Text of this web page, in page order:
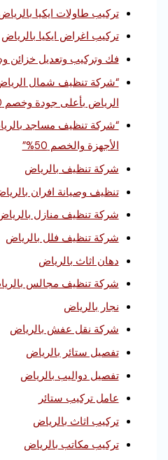
تركيب طاولات ايكيا
تركيب اغراض ايكيا بالرياض
فك وتركيب وتعديل خزائن
“شركة تنظيف شمال
الرياض بأعلى جودة وخصم 50%”
“شركة تنظيف مساجد
الأجهزة والخصم 50%”
شركة تنظيف بالرياض
تنظيف وصيانة افران
شركة تنظيف منازل
شركة تنظيف فلل بالرياض
دهان اثاث بالرياض
شركة تنظيف مجالس
نجار بالرياض
شركة نقل عفش بالرياض
تفصيل ستائر بالرياض
تفصيل دواليب بالرياض
عامل تركيب ستائر
تركيب اثاث بالرياض
تركيب مكاتب بالرياض